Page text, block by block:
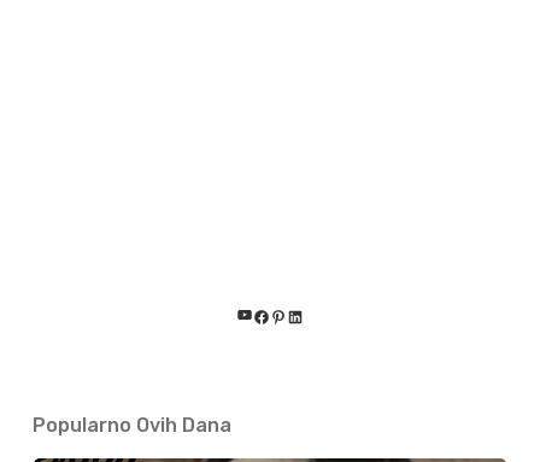
YouTube
Facebook
Pinterest
LinkedIn
Popularno Ovih Dana